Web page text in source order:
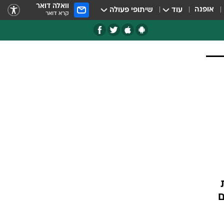
אופנה עוד שיתופי פעולה וואלה דואר
קרא דואר